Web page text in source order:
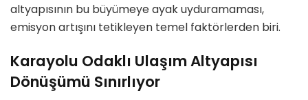
altyapısının bu büyümeye ayak uyduramaması,
emisyon artışını tetikleyen temel faktörlerden biri.
Karayolu Odaklı Ulaşım Altyapısı
Dönüşümü Sınırlıyor